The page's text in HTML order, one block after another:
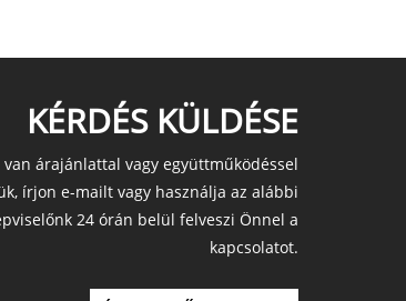
KÉRDÉS KÜLDÉSE
árajánlattal vagy együttműködéssel
írjon e-mailt vagy használja az alábbi
24 órán belül felveszi Önnel a
kapcsolatot.